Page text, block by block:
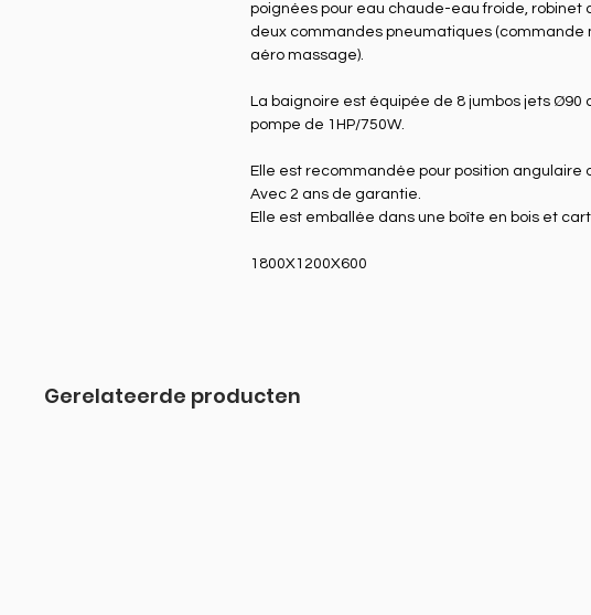
poignées pour eau chaude-eau froide, robinet
deux commandes pneumatiques
aéro massage).
La baignoire est équipée de 8 jumbos jets Ø90
pompe de 1HP/750W.
Elle est recommandée pour position angulaire
Avec 2 ans de garantie.
Elle est emballée dans une boîte en bois et
1800X1200X600
Gerelateerde producten